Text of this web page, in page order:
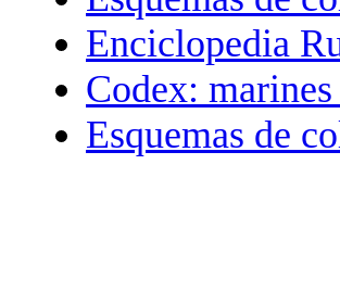
Enciclopedia
Codex:
Esquemas de